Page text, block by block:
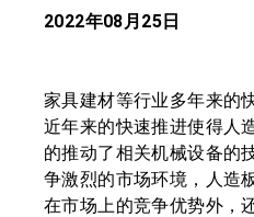
2022年08月25日
家具建材等行业多年来的
近年来的快速推进使得人
的推动了相关机械设备的
争激烈的市场环境，人造
在市场上的竞争优势外，